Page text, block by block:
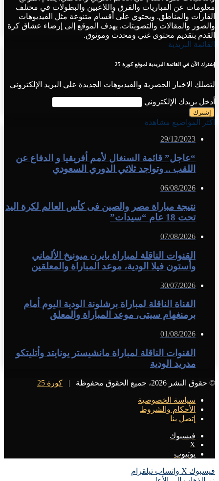
معلومات عن المباريات والفرق واللاعبين والبطولات في مختلف
القارات والمناطق. ويحتوي على أقسام متنوعة مثل الفيديوهات
والصور والمقالات والتصويتات. يهدف الموقع إلى إرضاء عشاق كرة
القدم بتقديم محتوى غني ومحدث وموثوق.
القائمة البريدية
إشترك الأن في القائمة البريدية لموقع كورة 25
لتصلك الاخبار الحصرية والفيديوهات الجديدة علي البريد الإلكتروني
أدخل بريدك الإلكتروني
اكثر المواضيع مشاهدة
29/12/2023
“عاجل” قائمة السنغال لأمم أفريقيا و الدفاع عن
اللقب .. وتواجد ثلاثي الدوري السعودي
06/08/2026
نتيجة مباراة مصر والصين فى كأس العالم لكرة اليد
تحت 18 عام “سيدات”
07/08/2026
القنوات الناقلة لمباراة بايرن ميونيخ الألماني
وأستون فيلا الودية، موعد المباراة والمعلقين
30/07/2026
القناة الناقلة لمباراة برشلونة الودية اليوم أمام
برمنغهام سيتى، موعد المباراة والمعلق
01/08/2026
القنوات الناقلة لمباراة مانشيستر يونايتد وأتليتكو
مدريد الودية
© حقوق النشر 2026، جميع الحقوق محفوظة | كورة 25
سياسة الخصوصية
الأحكام والشروط
إتصل بنا
فيسبوك
X
يوتيوب
فيسبوك X واتساب تيلقرام